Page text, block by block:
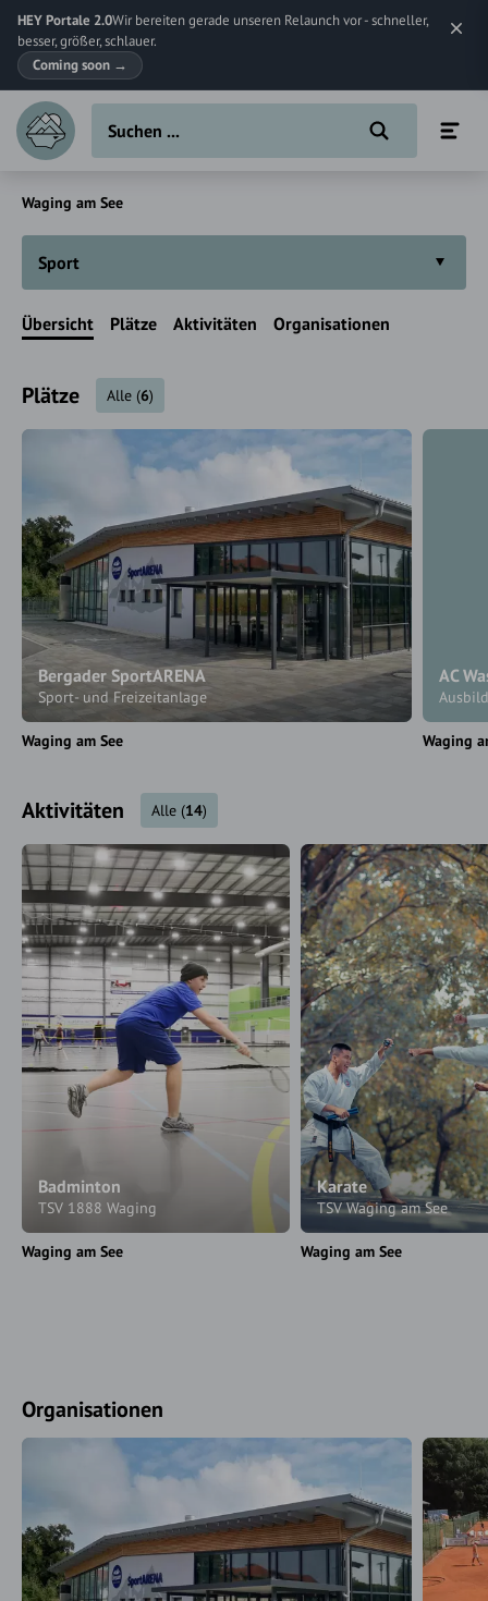
HEY Portale 2.0Wir bereiten gerade unseren Relaunch vor - schneller,
besser, größer, schlauer.
Coming soon →
Waging am See
Sport
Übersicht Plätze Aktivitäten Organisationen
Plätze Alle (6)
Bergader SportARENA
Sport- und Freizeitanlage
Waging am See
AC
Waging
Aktivitäten Alle (14)
Badminton
TSV 1888 Waging
Waging am See
Karate
TSV Waging am See
Waging am See
Organisationen